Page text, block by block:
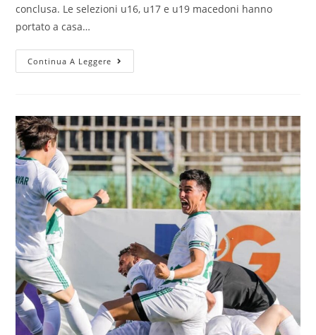
conclusa. Le selezioni u16, u17 e u19 macedoni hanno
portato a casa…
Continua A Leggere